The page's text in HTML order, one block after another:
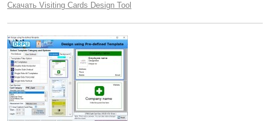
Скачать Visiting Cards Design Tool